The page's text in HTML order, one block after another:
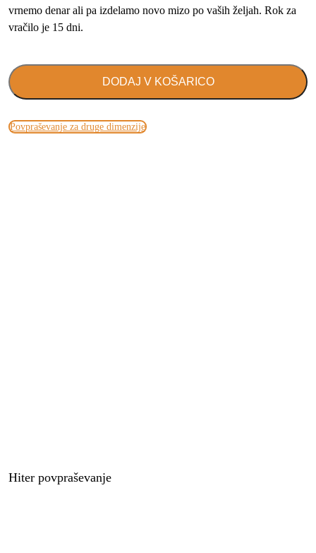
vrnemo denar ali pa izdelamo novo mizo po vaših željah. Rok za
vračilo je 15 dni.
DODAJ V KOŠARICO
Povpraševanje za druge dimenzije
Hiter povpraševanje